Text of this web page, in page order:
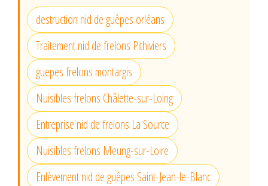
destruction nid de guêpes orléans
Traitement nid de frelons Pithiviers
guepes frelons montargis
Nuisibles frelons Châlette-sur-Loing
Entreprise nid de frelons La Source
Nuisibles frelons Meung-sur-Loire
Enlèvement nid de guêpes Saint-Jean-le-Blanc